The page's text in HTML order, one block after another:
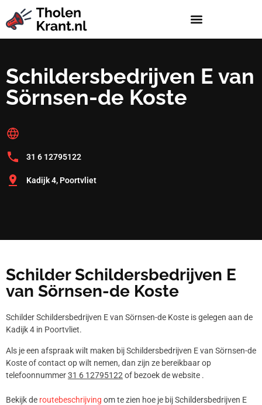
Schildersbedrijven E van
Sörnsen-de Koste
31 6 12795122
Kadijk 4, Poortvliet
Schilder Schildersbedrijven E
van Sörnsen-de Koste
Schilder Schildersbedrijven E van Sörnsen-de Koste is gelegen aan de
Kadijk 4 in Poortvliet.
Als je een afspraak wilt maken bij Schildersbedrijven E van Sörnsen-de
Koste of contact op wilt nemen, dan zijn ze bereikbaar op
telefoonnummer31 6 12795122 of bezoek de website .
Bekijk de routebeschrijving om te zien hoe je bij Schildersbedrijven E